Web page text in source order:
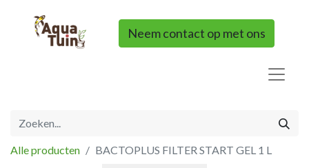
Neem contact op met ons
Alle producten BACTOPLUS FILTER START GEL 1 L